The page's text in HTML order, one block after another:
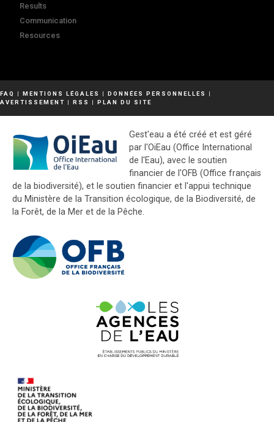
Results
Communication
Resources
FAQ | MENTIONS LÉGALES | DONNÉES PERSONNELLES
|
AVERTISSEMENT | RSS | PLAN DU SITE
Gest'eau a été créé et est géré
par l'OiEau (Office International
de l'Eau), avec le soutien
financier de l'OFB (Office français
de la biodiversité), et le soutien financier et l'appui technique
du Ministère de la Transition écologique, de la Biodiversité, de
la Forêt, de la Mer et de la Pêche.